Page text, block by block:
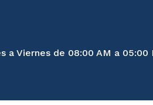
a Viernes de 08:00 AM a 05:00